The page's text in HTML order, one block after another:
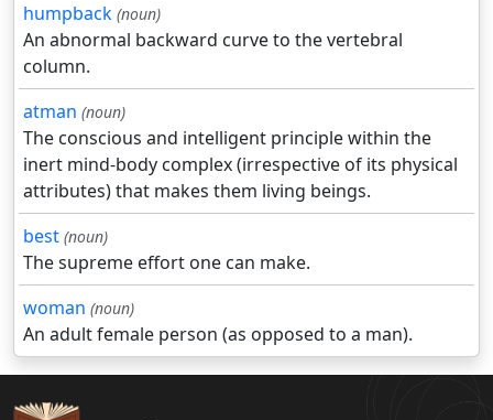
humpback (noun)
An abnormal backward curve to the vertebral
column.
atman (noun)
The conscious and intelligent principle within the
inert mind-body complex (irrespective of its physical
attributes) that makes them living beings.
best (noun)
The supreme effort one can make.
woman (noun)
An adult female person (as opposed to a man).